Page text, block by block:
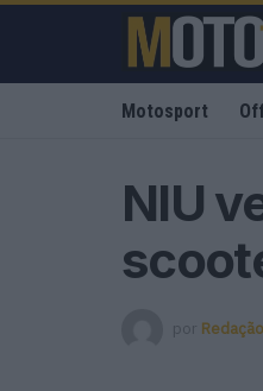
Motosport
NIU
por Redação